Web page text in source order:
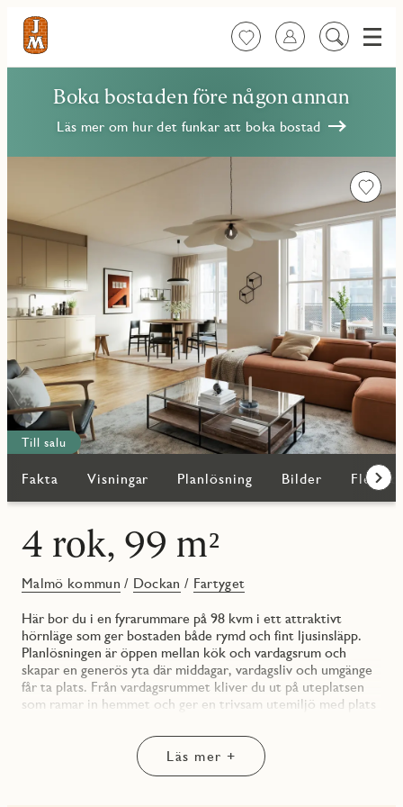
FavoriterLogga in
Sök
Meny
Boka bostaden före någon annan
Läs mer om hur det funkar att boka bostad
Till salu
Fakta Visningar Planlösning Bilder Fler
4 rok, 99 m²
Malmö kommun / Dockan / Fartyget
Här bor du i en fyrarummare på 98 kvm i ett attraktivt
hörnläge som ger bostaden både rymd och fint ljusinsläpp.
Planlösningen är öppen mellan kök och vardagsrum och
skapar en generös yta där middagar, vardagsliv och umgänge
får ta plats. Från vardagsrummet kliver du ut på uteplatsen
som ramar in hemmet och ger en trivsam utemiljö med plats
Tre sovrum gör bostaden flexibel och ger gott om utrymme
för familj, gäster eller hemmakontor. Vardagen underlättas
av två badrum, där det större är utrustat med tvättmaskin,
Läs mer +